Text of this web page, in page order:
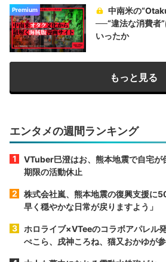
Premium
中南米の
──“違法な消費者
いったか
もっと見る
エンタメの週間ランキング
VTuber巳澄はお、熊本地震で自宅
期限の活動休止
株式会社嵐、熊本地震の復興支援に
早く穏やかな日常が戻りますよう」
ホロライブ×VTeeのコラボアパレル
ぺこら、戌神ころね、猫又おかゆが